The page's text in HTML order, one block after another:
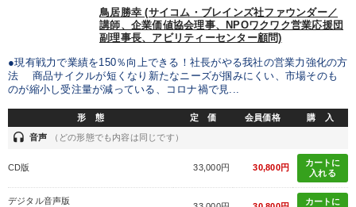
後継者に聞かせたい 社長の姿勢を学びたい
財務・数字力の向上 経営を改善したい
キーワード
鳥居勝幸 (サイコム・ブレインズ社ファウンダー／
講師、企業価値協会理事、NPOワクワク営業応援団
副理事長、アビリティーセンター顧問)
●現有戦力で業績を150％向上できる！社長がやる我社の営業力強化の方
法 商品サイクルが短くなり新たなニーズが掴みにくい、市場そのも
のが縮小し受注量が減っている、コロナ禍で見...
形 態 定 価 会員価格 購 入
headset 音声 （どの形態でも内容は同じです）
CD版 33,000円 30,800円
カートに
入れる
デジタル音声版
カートに